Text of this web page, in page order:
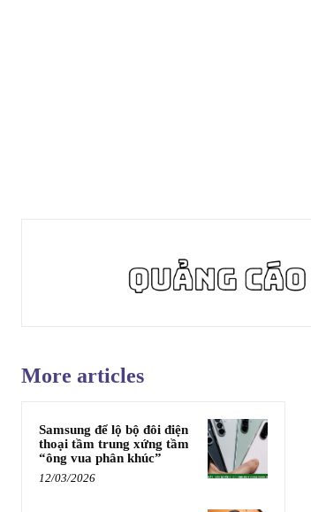
More articles
Samsung để lộ bộ đôi điện
thoại tầm trung xứng tầm
“ông vua phân khúc”
12/03/2026